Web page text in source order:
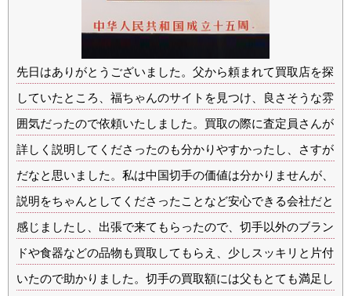
先日はありがとうございました。父から頼まれて買取店を探
していたところ、福ちゃんのサイトを見つけ、良さそうな雰
囲気だったので依頼いたしました。買取の際に査定員さんが
詳しく説明してくださったのも分かりやすかったし、さすが
だなと思いました。私は中国切手の価値は分かりませんが、
説明をちゃんとしてくださったことなど安心できる会社だと
感じましたし、出張で来てもらったので、切手以外のブラン
ドや食器などの品物も買取してもらえ、少しスッキリと片付
いたので助かりました。切手の買取額には父もとても満足し